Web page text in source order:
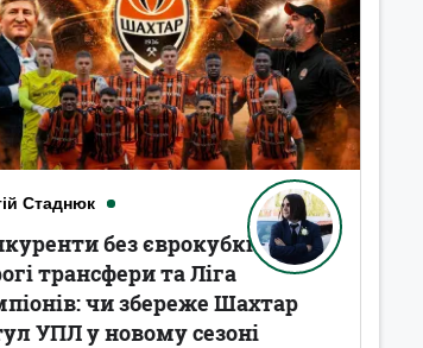
Стаднюк
без єврокубків,
трансфери та Ліга
чи збереже Шахтар
УПЛ у новому сезоні